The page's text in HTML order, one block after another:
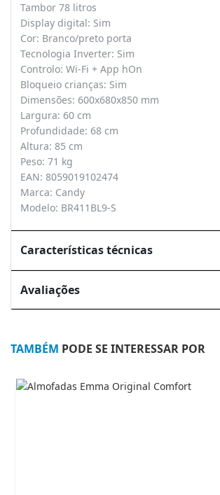
Tambor 78 litros
Display digital: Sim
Cor: Branco/preto porta
Tecnologia Inverter: Sim
Controlo: Wi-Fi + App hOn
Bloqueio crianças: Sim
Dimensões: 600x680x850 mm
Largura: 60 cm
Profundidade: 68 cm
Altura: 85 cm
Peso: 71 kg
EAN: 8059019102474
Marca: Candy
Modelo: BR411BL9-S
Características técnicas
Avaliações
TAMBÉM PODE SE INTERESSAR POR